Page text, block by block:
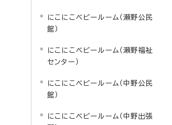
にこにこベビールーム（瀬野公民
館）
にこにこベビールーム（瀬野福祉
センター）
にこにこベビールーム（中野公民
館）
にこにこベビールーム（中野出張